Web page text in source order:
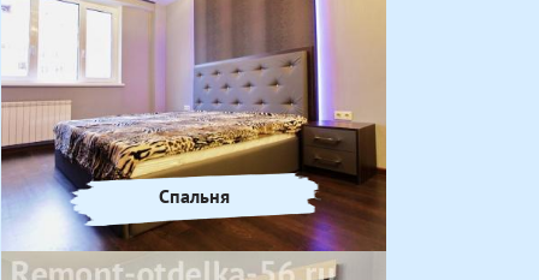
Спальня